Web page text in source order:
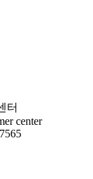
터
center